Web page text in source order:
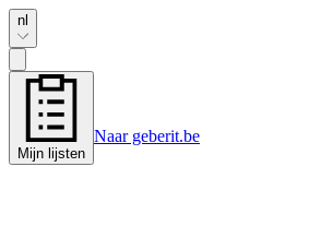
nl
Mijn lijsten
Naar geberit.be